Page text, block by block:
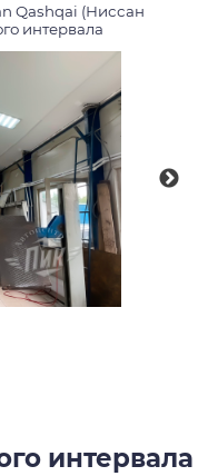
Qashqai (Ниссан
интервала
интервала